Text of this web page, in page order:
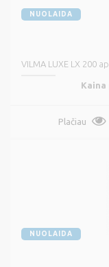
NUOLAIDA
VILMA LUXE LX 200
Kaina
Plačiau
NUOLAIDA